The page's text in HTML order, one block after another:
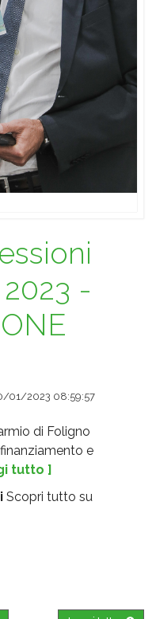
-
01/2023 08:59:57
di Foligno
e
tutto ]
Scopri tutto su